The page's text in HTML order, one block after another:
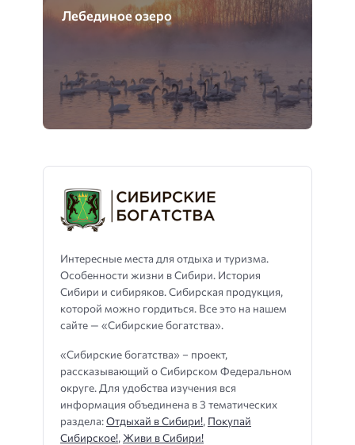
Лебединое озеро
Интересные места для отдыха и туризма.
Особенности жизни в Сибири. История
Сибири и сибиряков. Сибирская продукция,
которой можно гордиться. Все это на нашем
сайте — «Сибирские богатства».
«Сибирские богатства» – проект,
рассказывающий о Сибирском Федеральном
округе. Для удобства изучения вся
информация объединена в 3 тематических
раздела:Отдыхай в Сибири!, Покупай
Сибирское!, Живи в Сибири!